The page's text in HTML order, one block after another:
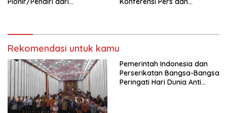
Rekomendasi untuk kamu
Pemerintah Indonesia dan
Perserikatan Bangsa-Bangsa
Peringati Hari Dunia Anti